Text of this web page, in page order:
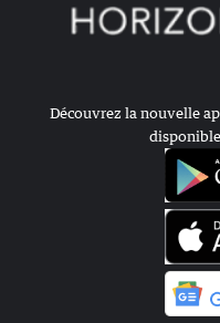
Découvrez la nouvelle